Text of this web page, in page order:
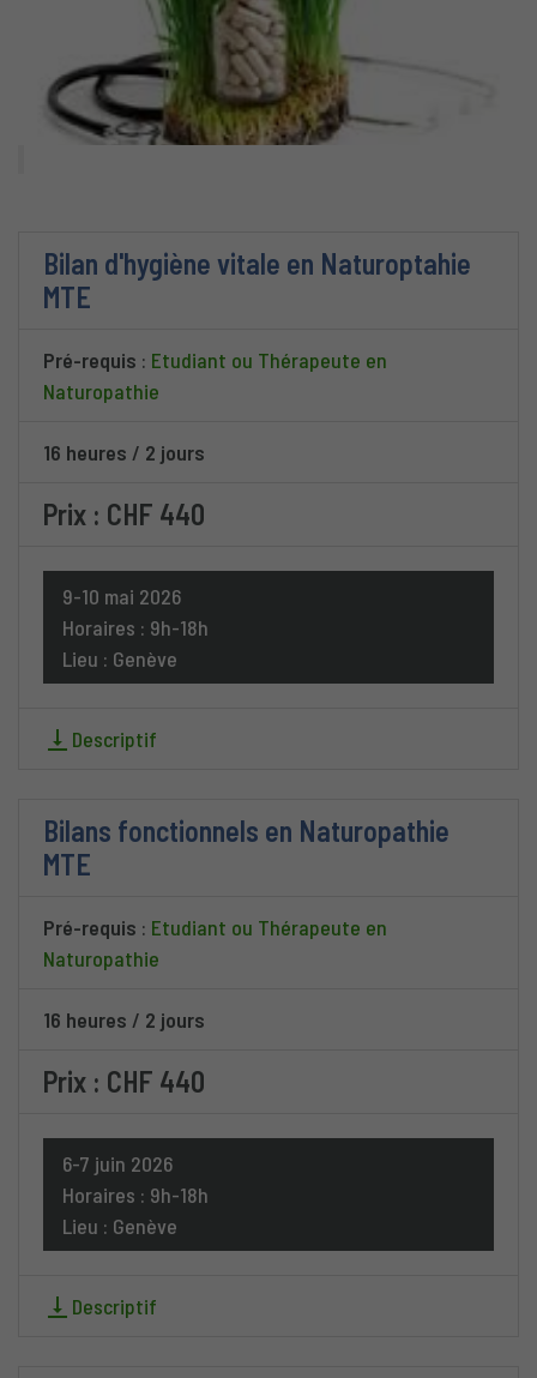
Bilan d'hygiène vitale en Naturoptahie
MTE
Pré-requis : Etudiant ou Thérapeute en
Naturopathie
16 heures / 2 jours
Prix : CHF 440
9-10 mai 2026
Horaires : 9h-18h
Lieu : Genève
Descriptif
Bilans fonctionnels en Naturopathie
MTE
Pré-requis : Etudiant ou Thérapeute en
Naturopathie
16 heures / 2 jours
Prix : CHF 440
6-7 juin 2026
Horaires : 9h-18h
Lieu : Genève
Descriptif